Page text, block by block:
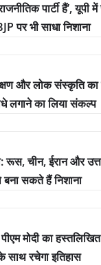
पार्टी हैं’,
पर भी साधा निशाना
और लोक संस्कृति का
लगाने का लिया संकल्प
रूस, चीन, ईरान और
बना सकते हैं निशाना
मोदी का
साथ रचेगा इतिहास